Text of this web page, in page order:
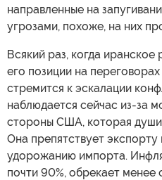
направленные на
угрозами, похоже, на них
Всякий раз, когда
его позиции на
стремится к эскалации
наблюдается сейчас из-за
стороны США, которая
Она препятствует
удорожанию импорта.
почти 90%, обрекает менее